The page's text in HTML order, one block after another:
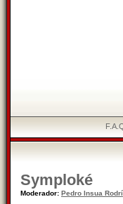
Symploké
Moderador: Pedro Insua